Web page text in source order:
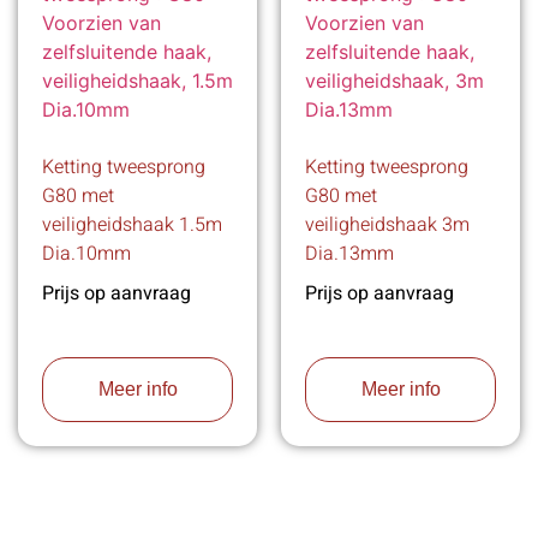
Ketting tweesprong
G80 met
veiligheidshaak 1.5m
Dia.10mm
Prijs op aanvraag
Meer info
Ketting tweesprong
G80 met
veiligheidshaak 3m
Dia.13mm
Prijs op aanvraag
Meer info